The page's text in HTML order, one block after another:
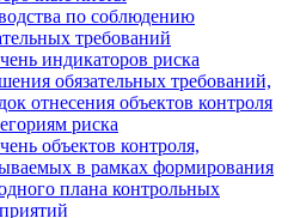
по соблюдению
требований
индикаторов риска
обязательных требований,
отнесения объектов контроля
риска
объектов контроля,
в рамках формирования
плана контрольных